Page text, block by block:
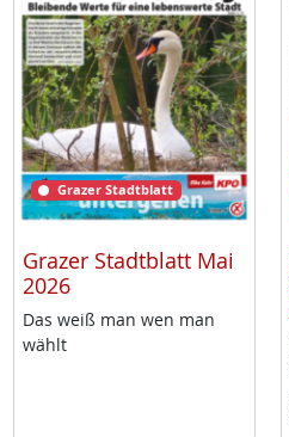
Grazer Stadtblatt
Grazer Stadtblatt Mai
2026
Das weiß man wen man
wählt